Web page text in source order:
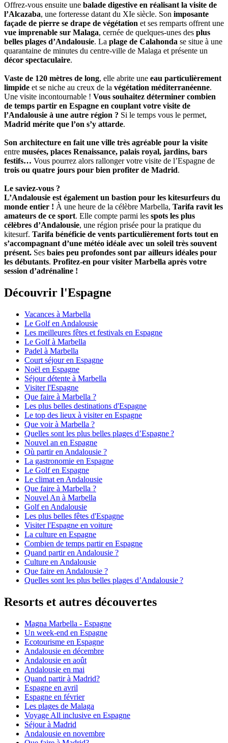
Offrez-vous ensuite une balade digestive en réalisant la visite de
l’Alcazaba, une forteresse datant du XIe siècle. Son imposante
façade de pierre se drape de végétation et ses remparts offrent une
vue imprenable sur Malaga, cernée de quelques-unes des plus
belles plages d’Andalousie. La plage de Calahonda se situe à une
quarantaine de minutes du centre-ville de Malaga et présente un
décor spectaculaire.
Vaste de 120 mètres de long, elle abrite une eau particulièrement
limpide et se niche au creux de la végétation méditerranéenne.
Une visite incontournable ! Vous souhaitez déterminer combien
de temps partir en Espagne en couplant votre visite de
l’Andalousie à une autre région ? Si le temps vous le permet,
Madrid mérite que l’on s’y attarde.
Son architecture en fait une ville très agréable pour la visite
entre musées, places Renaissance, palais royal, jardins, bars
festifs… Vous pourrez alors rallonger votre visite de l’Espagne de
trois ou quatre jours pour bien profiter de Madrid.
Le saviez-vous ?
L’Andalousie est également un bastion pour les kitesurfeurs du
monde entier ! À une heure de la célèbre Marbella, Tarifa ravit les
amateurs de ce sport. Elle compte parmi les spots les plus
célèbres d’Andalousie, une région prisée pour la pratique du
kitesurf. Tarifa bénéficie de vents particulièrement forts tout en
s’accompagnant d’une météo idéale avec un soleil très souvent
présent. Ses baies peu profondes sont par ailleurs idéales pour
les débutants. Profitez-en pour visiter Marbella après votre
session d’adrénaline !
Découvrir l'Espagne
Vacances à Marbella
Le Golf en Andalousie
Les meilleures fêtes et festivals en Espagne
Le Golf à Marbella
Padel à Marbella
Court séjour en Espagne
Noël en Espagne
Séjour détente à Marbella
Visiter l'Espagne
Que faire à Marbella ?
Les plus belles destinations d'Espagne
Le top des lieux à visiter en Espagne
Que voir à Marbella ?
Quelles sont les plus belles plages d’Espagne ?
Nouvel an en Espagne
Où partir en Andalousie ?
La gastronomie en Espagne
Le Golf en Espagne
Le climat en Andalousie
Que faire à Marbella ?
Nouvel An à Marbella
Golf en Andalousie
Les plus belles fêtes d'Espagne
Visiter l'Espagne en voiture
La culture en Espagne
Combien de temps partir en Espagne
Quand partir en Andalousie ?
Culture en Andalousie
Que faire en Andalousie ?
Quelles sont les plus belles plages d’Andalousie ?
Resorts et autres découvertes
Magna Marbella - Espagne
Un week-end en Espagne
Ecotourisme en Espagne
Andalousie en décembre
Andalousie en août
Andalousie en mai
Quand partir à Madrid?
Espagne en avril
Espagne en février
Les plages de Malaga
Voyage All inclusive en Espagne
Séjour à Madrid
Andalousie en novembre